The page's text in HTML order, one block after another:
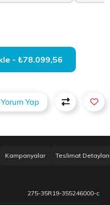
Sepete Ekle - ₺78.099,56
Yorum Yap
Kampanyalar Teslimat Detayları
275-35R19-355246000-c